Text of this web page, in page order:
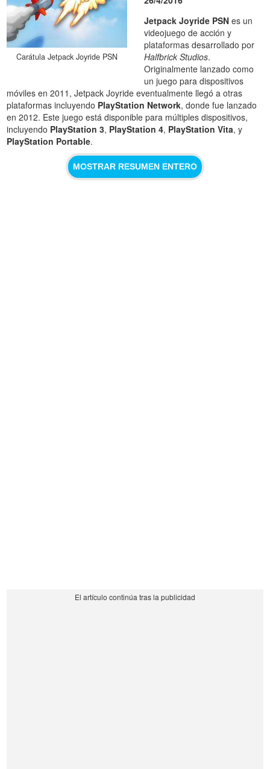
Carátula Jetpack Joyride PSN
Jetpack Joyride PSN es un
videojuego de acción y
plataformas desarrollado por
Halfbrick Studios.
Originalmente lanzado como
un juego para dispositivos
móviles en 2011, Jetpack Joyride eventualmente llegó a otras
plataformas incluyendo PlayStation Network, donde fue lanzado
en 2012. Este juego está disponible para múltiples dispositivos,
incluyendo PlayStation 3, PlayStation 4, PlayStation Vita, y
PlayStation Portable.
MOSTRAR RESUMEN ENTERO